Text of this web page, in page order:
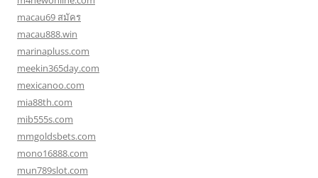
macau69 สมัคร
macau888.win
marinapluss.com
meekin365day.com
mexicanoo.com
mia88th.com
mib555s.com
mmgoldsbets.com
mono16888.com
mun789slot.com